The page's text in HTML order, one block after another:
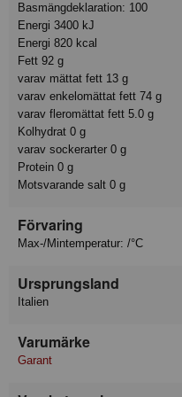
Basmängdeklaration: 100
Energi 3400 kJ
Energi 820 kcal
Fett 92 g
varav mättat fett 13 g
varav enkelomättat fett 74 g
varav fleromättat fett 5.0 g
Kolhydrat 0 g
varav sockerarter 0 g
Protein 0 g
Motsvarande salt 0 g
Förvaring
Max-/Mintemperatur: /°C
Ursprungsland
Italien
Varumärke
Garant